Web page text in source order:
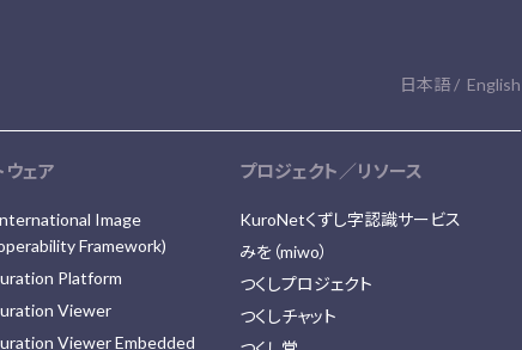
日本語 English
ウェア
Image
Framework)
Platform
Viewer
Viewer Embedded
プロジェクト／リソース
KuroNetくずし字認識サービス
みを（miwo）
つくしプロジェクト
つくしチャット